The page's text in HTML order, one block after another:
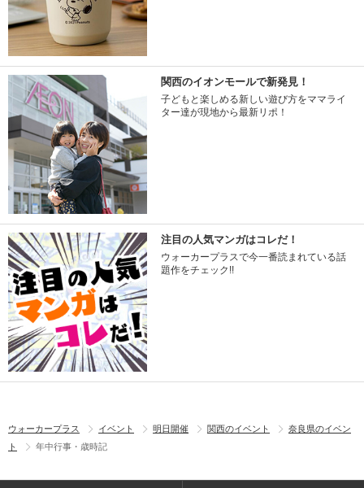
関西のイオンモールで新発見！
子どもと楽しめる新しい遊び方をママライ
ター達が現地から最新リポ！
注目の人気マンガはコレだ！
ウォーカープラスで今一番読まれている話
題作をチェック!!
ウォーカープラス イベント 明日開催 関西のイベント
奈良県のイベン
ト
年中行事・歳時記